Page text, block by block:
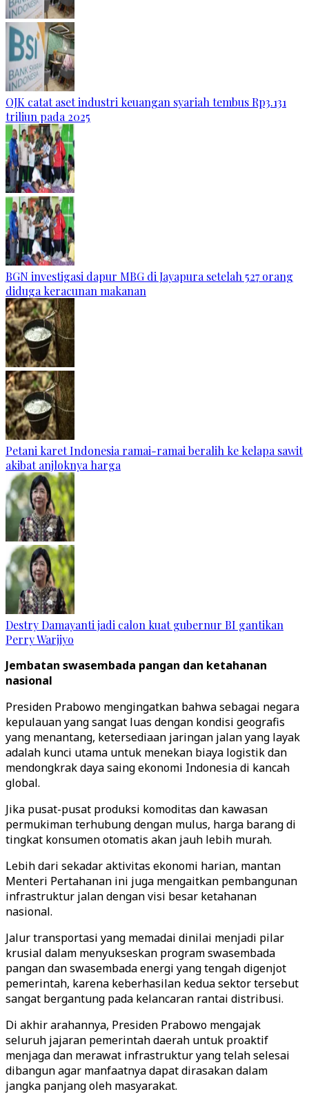
OJK catat aset industri keuangan syariah tembus Rp3.131
triliun pada 2025
BGN investigasi dapur MBG di Jayapura setelah 527 orang
diduga keracunan makanan
Petani karet Indonesia ramai-ramai beralih ke kelapa sawit
akibat anjloknya harga
Destry Damayanti jadi calon kuat gubernur BI gantikan
Perry Warjiyo
Jembatan swasembada pangan dan ketahanan
nasional
Presiden Prabowo mengingatkan bahwa sebagai negara
kepulauan yang sangat luas dengan kondisi geografis
yang menantang, ketersediaan jaringan jalan yang layak
adalah kunci utama untuk menekan biaya logistik dan
mendongkrak daya saing ekonomi Indonesia di kancah
global.
Jika pusat-pusat produksi komoditas dan kawasan
permukiman terhubung dengan mulus, harga barang di
tingkat konsumen otomatis akan jauh lebih murah.
Lebih dari sekadar aktivitas ekonomi harian, mantan
Menteri Pertahanan ini juga mengaitkan pembangunan
infrastruktur jalan dengan visi besar ketahanan
nasional.
Jalur transportasi yang memadai dinilai menjadi pilar
krusial dalam menyukseskan program swasembada
pangan dan swasembada energi yang tengah digenjot
pemerintah, karena keberhasilan kedua sektor tersebut
sangat bergantung pada kelancaran rantai distribusi.
Di akhir arahannya, Presiden Prabowo mengajak
seluruh jajaran pemerintah daerah untuk proaktif
menjaga dan merawat infrastruktur yang telah selesai
dibangun agar manfaatnya dapat dirasakan dalam
jangka panjang oleh masyarakat.